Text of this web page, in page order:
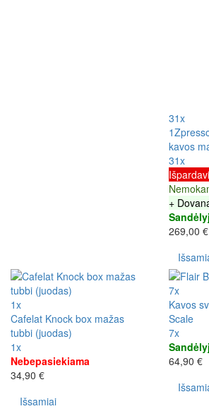
31x
kavos
31x
+
269,00 €
1x
Cafelat Knock box mažas
tubbi (juodas)
1x
Nebepasiekiama
34,90 €
Išsamiai
7x
Kavos
Scale
7x
64,90 €